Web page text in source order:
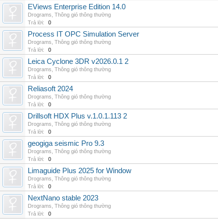
EViews Enterprise Edition 14.0
Drograms Thông gió thông thường
Trả lời:
0
Process IT OPC Simulation Server
Drograms Thông gió thông thường
Trả lời:
0
Leica Cyclone 3DR v2026.0.1 2
Drograms Thông gió thông thường
Trả lời:
0
Reliasoft 2024
Drograms Thông gió thông thường
Trả lời:
0
Drillsoft HDX Plus v.1.0.1.113 2
Drograms Thông gió thông thường
Trả lời:
0
geogiga seismic Pro 9.3
Drograms Thông gió thông thường
Trả lời:
0
Limaguide Plus 2025 for Window
Drograms Thông gió thông thường
Trả lời:
0
NextNano stable 2023
Drograms Thông gió thông thường
Trả lời:
0